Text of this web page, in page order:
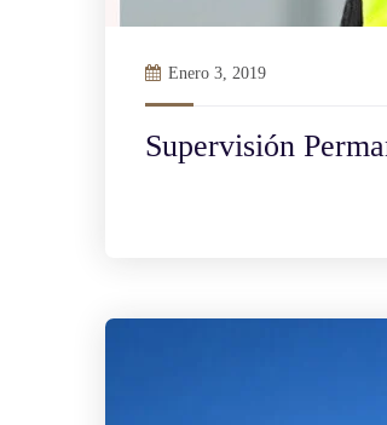
Enero 3, 2019
Supervisión